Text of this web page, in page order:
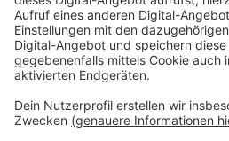
Männer jetzt. Die
findet ihrhier.
Anzeige